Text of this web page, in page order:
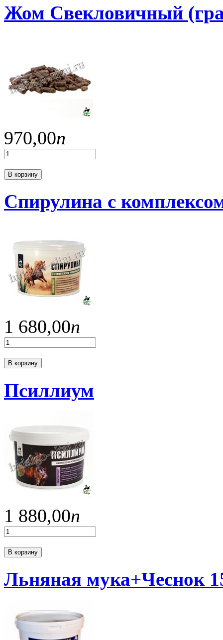
Жом Свекловичный
970,00п
В корзину
Спирулина с
1 680,00п
В корзину
Псиллиум
1 880,00п
В корзину
Льняная мука+Чеснок